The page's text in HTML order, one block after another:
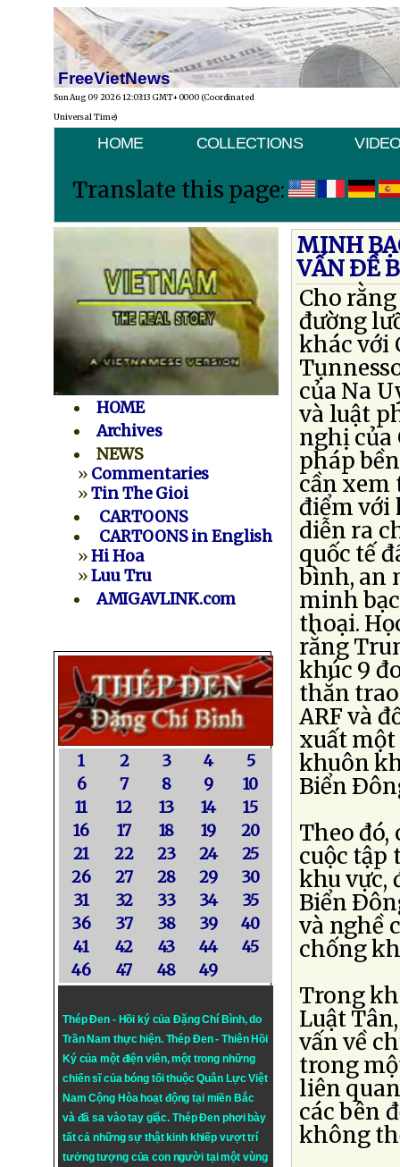
FreeVietNews
Sun Aug 09 2026 12:03:13 GMT+0000 (Coordinated
Universal Time)
HOME COLLECTIONS
Translate this page:
HOME
Archives
NEWS
» Commentaries
»Tin The Gioi
CARTOONS
CARTOONS in English
»Hi Hoa
»Luu Tru
AMIGAVLINK.com
1 2 3 4
5
6
7 8 9
10
11
12 13 14
15
16
17 18 19
20
21
22 23 24
25
26
27 28 29
30
31
32 33 34
35
36
37 38 39
40
41
42 43 44
45
46
47 48 49
Thép Đen - Hồi ký của Đặng Chí Bình, do
Trần Nam thực hiện. Thép Đen- Thiên Hồi
Ký của một điện viên, một trong những
chiến sĩ của bóng tối thuộc Quân Lực Việt
Nam Cộng Hòa hoạt động tại miền Bắc
và đã sa vào tay giặc. Thép Đen phơi bày
tất cả những sự thật kinh khiếp vượt trí
tưởng tượng của con người tại một vùng
MINH
VẤN ÐỀ
Cho
đường
khác với
của Na
và luật
nghị của
pháp
cần xem
điểm với
diễn ra
quốc tế
bình, an
minh
thoại.
rằng
khúc 9
thắn
ARF và
xuất
khuôn
Biển
Theo đó,
cuộc tập
khu vực,
Biển
và nghề
chống
Trong
Luật
vấn về
trong
liên
các bên
không